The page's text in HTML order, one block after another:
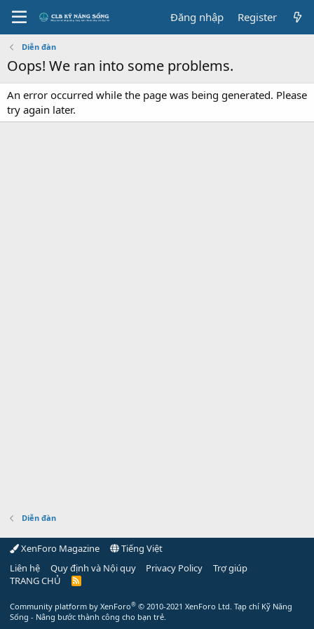
Đăng nhập Register
Diễn đàn
Oops! We ran into some problems.
An error occurred while the page was being generated. Please
try again later.
Diễn đàn
XenForo Magazine
Tiếng Việt
Liên hệ
Quy định và Nội quy Privacy Policy
Trợ giúp
TRANG CHỦ
R
Community platform by XenForo® © 2010-2021 XenForo Ltd. Tạp chí Kỹ Năng
Sống - Nâng bước thành công cho bạn trẻ.